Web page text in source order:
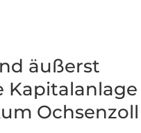
äußerst
Kapitalanlage
Ochsenzoll